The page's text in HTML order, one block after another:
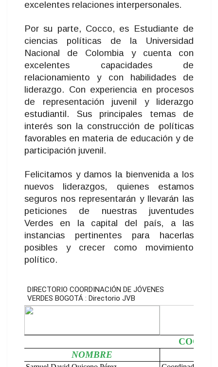
excelentes relaciones interpersonales.
Por su parte, Cocco, es Estudiante de
ciencias políticas de la Universidad
Nacional de Colombia y cuenta con
excelentes capacidades de
relacionamiento y con habilidades de
liderazgo. Con experiencia en procesos
de representación juvenil y liderazgo
estudiantil. Sus principales temas de
interés son la construcción de políticas
favorables en materia de educación y de
participación juvenil.
Felicitamos y damos la bienvenida a los
nuevos liderazgos, quienes estamos
seguros nos representarán y llevarán las
peticiones de nuestras juventudes
Verdes en la capital del país, a las
instancias pertinentes para hacerlas
posibles y crecer como movimiento
político.